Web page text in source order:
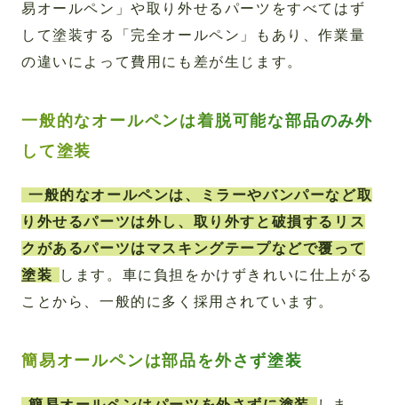
易オールペン」や取り外せるパーツをすべてはず
して塗装する「完全オールペン」もあり、作業量
の違いによって費用にも差が生じます。
一般的なオールペンは着脱可能な部品のみ外
して塗装
一般的なオールペンは、ミラーやバンパーなど取
り外せるパーツは外し、取り外すと破損するリス
クがあるパーツはマスキングテープなどで覆って
塗装
します。車に負担をかけずきれいに仕上がる
ことから、一般的に多く採用されています。
簡易オールペンは部品を外さず塗装